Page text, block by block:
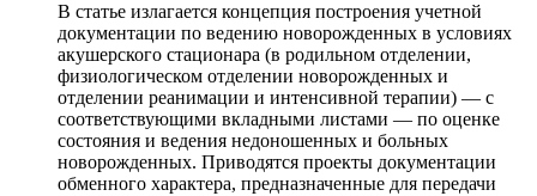
В статье излагается концепция построения учетной
документации по ведению новорожденных в условиях
акушерского стационара (в родильном отделении,
физиологическом отделении новорожденных и
отделении реанимации и интенсивной терапии) — с
соответствующими вкладными листами — по оценке
состояния и ведения недоношенных и больных
новорожденных. Приводятся проекты документации
обменного характера, предназначенные для передачи